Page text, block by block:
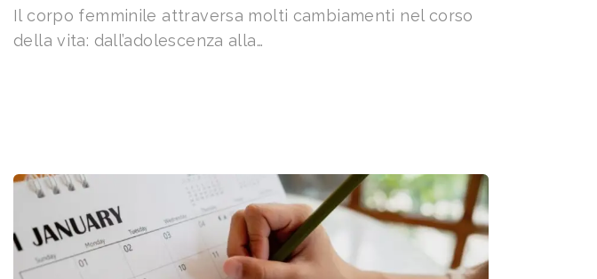
Il corpo femminile attraversa molti cambiamenti nel corso
della vita: dall’adolescenza alla…